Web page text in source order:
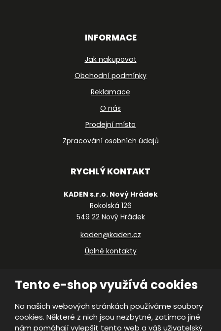
Tento e-shop využívá cookies
Na našich webových stránkách používáme soubory
cookies. Některé z nich jsou nezbytné, zatímco jiné
nám pomáhají vylepšit tento web a váš uživatelský
INFORMACE
Jak nakupovat
Obchodní podmínky
Reklamace
O nás
Prodejní místo
Zpracování osobních údajů
RYCHLÝ KONTAKT
KADEN s.r.o. Nový Hrádek
Rokolská 126
549 22 Nový Hrádek
kaden@kaden.cz
Úplné kontakty
© 2026, KADEN, s.r.o.